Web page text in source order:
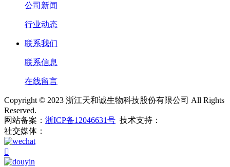
公司新闻
行业动态
联系我们
联系信息
在线留言
Copyright © 2023 浙江天和诚生物科技股份有限公司 All Rights
Reserved.
网站备案： 浙ICP备12046631号 技术支持：
社交媒体：
